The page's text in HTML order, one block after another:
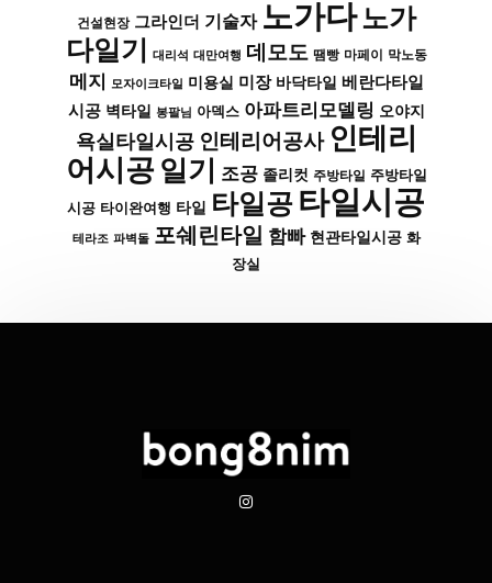
건설현장 그라인더 기술자 노가다노가
다일기 대리석 대만여행 데모도 땜빵 마페이 막노동
메지 모자이크타일 미용실 미장 바닥타일 베란다타일
시공 벽타일 봉팔님 아덱스 아파트리모델링 오야지
욕실타일시공 인테리어공사 인테리
어시공 일기 조공 졸리컷 주방타일 주방타일
시공 타이완여행 타일 타일공타일시공
테라조 파벽돌 포쉐린타일 함빠 현관타일시공 화
장실